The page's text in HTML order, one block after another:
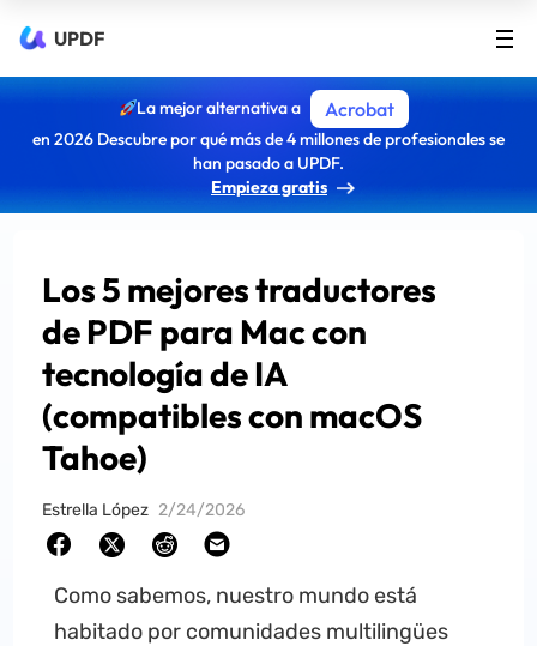
UPDF
La mejor alternativa a Acrobat
en 2026 Descubre por qué más de 4 millones de profesionales se
han pasado a UPDF.
Empieza gratis
Los 5 mejores traductores
de PDF para Mac con
tecnología de IA
(compatibles con macOS
Tahoe)
Estrella López 2/24/2026
Como sabemos, nuestro mundo está
habitado por comunidades multilingües